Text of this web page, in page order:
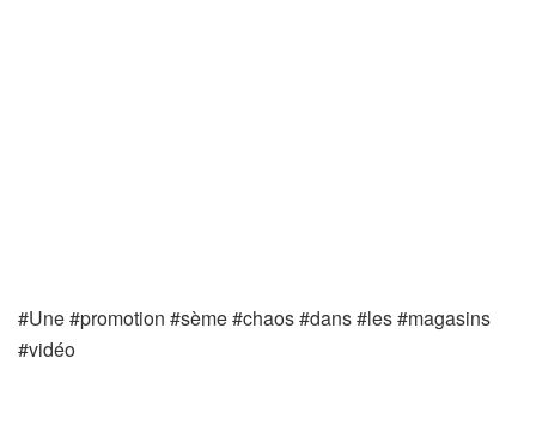
#Une #promotion #sème #chaos #dans #les #magasins
#vidéo